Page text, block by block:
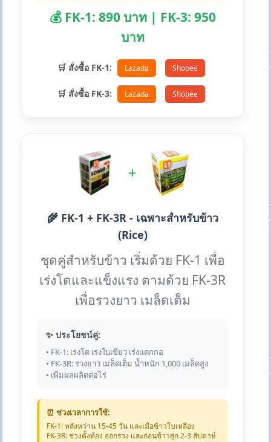
💰 FK-1: 890 บาท | FK-3: 950
บาท
🛒 สั่งซื้อ FK-1: Lazada Shopee
🛒 สั่งซื้อ FK-3: Lazada Shopee
+
🌾 FK-1 + FK-3R - เฉพาะสำหรับข้าว
(Rice)
ชุดคู่สำหรับข้าว เริ่มด้วย FK-1 เพื่อ
เร่งโตและแข็งแรง ตามด้วย FK-3R
เพื่อรวงยาว เมล็ดเต็ม
✨ ประโยชน์คู่:
• FK-1: เร่งโต เร่งใบเขียว เร่งแตกกอ
• FK-3R: รวงยาว เมล็ดเต็ม น้ำหนัก 1,000 เมล็ดสูง
• เพิ่มผลผลิตต่อไร่
⏰ ช่วงเวลาการใช้:
FK-1: หลังหว่าน 15-45 วัน และเมื่อข้าวใบเหลือง
FK-3R: ช่วงตั้งท้อง ออกรวง และก่อนข้าวสุก 2-3 สัปดาห์